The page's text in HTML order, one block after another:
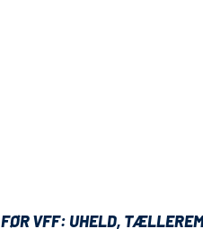
FØR VFF: UHELD,